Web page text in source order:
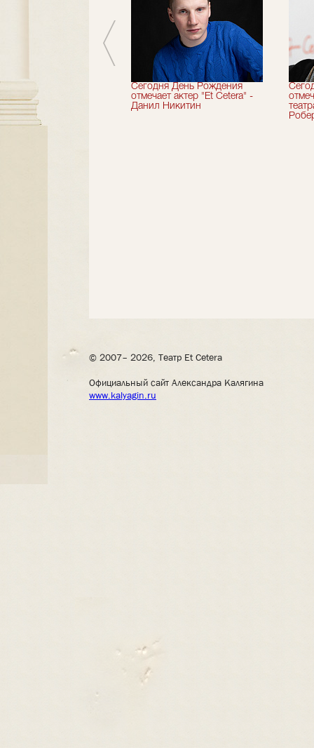
сезон!
Сегодня День Рождения
отмечает актер "Et Cetera" -
Данил Никитин
© 2007– 2026, Театр Et Cetera
Официальный сайт Александра Калягина
www.kalyagin.ru